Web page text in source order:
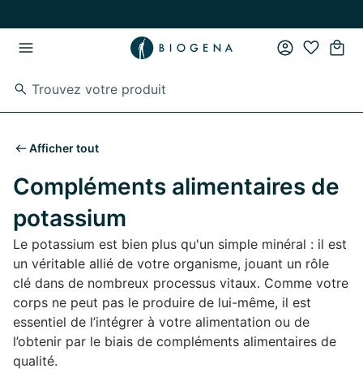
Afficher tout
Compléments alimentaires de
potassium
Le potassium est bien plus qu'un simple minéral : il est
un véritable allié de votre organisme, jouant un rôle
clé dans de nombreux processus vitaux. Comme votre
corps ne peut pas le produire de lui-même, il est
essentiel de l’intégrer à votre alimentation ou de
l’obtenir par le biais de compléments alimentaires de
qualité.